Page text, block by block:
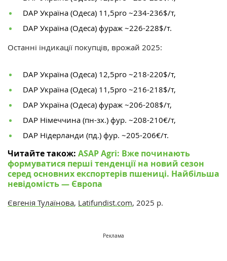
DAP Україна (Одеса) 11,5pro ~234-236$/т,
DAP Україна (Одеса) фураж ~226-228$/т.
Останні індикації покупців, врожай 2025:
DAP Україна (Одеса) 12,5pro ~218-220$/т,
DAP Україна (Одеса) 11,5pro ~216-218$/т,
DAP Україна (Одеса) фураж ~206-208$/т,
DAP Німеччина (пн-зх.) фур. ~208-210€/т,
DAP Нідерланди (пд.) фур. ~205-206€/т.
Читайте також: ASAP Agri: Вже починають
формуватися перші тенденції на новий сезон
серед основних експортерів пшениці. Найбільша
невідомість — Європа
Євгенія Тулаїнова, Latifundist.com, 2025 р.
Реклама